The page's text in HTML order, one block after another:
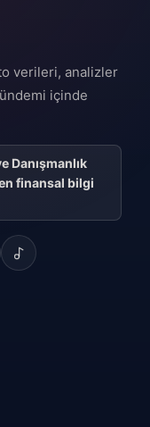
verileri, analizler
içinde
Danışmanlık
finansal bilgi